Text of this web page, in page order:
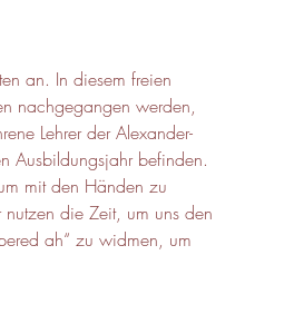
an. In diesem freien
nachgegangen werden,
Lehrer der Alexander-
Ausbildungsjahr befinden.
mit den Händen zu
die Zeit, um uns den
ah“ zu widmen, um